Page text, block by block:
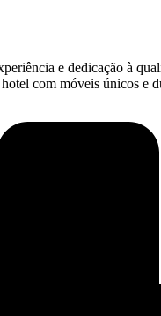
e dedicação à
com móveis únicos e